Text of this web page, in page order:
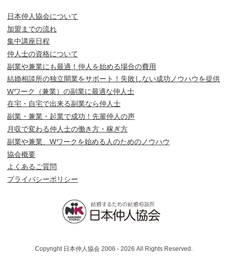
日本仲人協会について
加盟までの流れ
集中講座日程
仲人士の資格について
副業や兼業にも最適！仲人を始める場合の費用
結婚相談所の独立開業をサポート！失敗しない成功ノウハウを提供
Wワーク（兼業）の副業に最適な仲人士
在宅・自宅で出来る副業なら仲人士
副業・兼業・起業で成功！先輩仲人の声
月収で変わる仲人士の働き方・稼ぎ方
副業や兼業、Wワークを始める人のためのノウハウ
協会概要
よくあるご質問
プライバシーポリシー
Copyright 日本仲人協会 2006 - 2026 All Rights Reserved.